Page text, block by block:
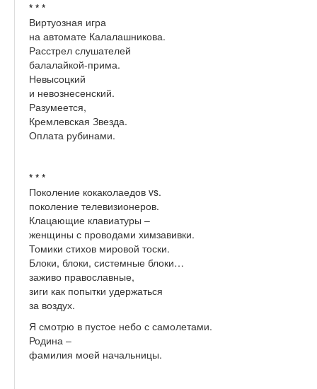
* * *
Виртуозная игра
на автомате Калалашникова.
Расстрел слушателей
балалайкой-прима.
Невысоцкий
и невознесенский.
Разумеется,
Кремлевская Звезда.
Оплата рубинами.
* * *
Поколение кокаколаедов vs.
поколение телевизионеров.
Клацающие клавиатуры –
женщины с проводами химзавивки.
Томики стихов мировой тоски.
Блоки, блоки, системные блоки…
заживо православные,
зиги как попытки удержаться
за воздух.
Я смотрю в пустое небо с самолетами.
Родина –
фамилия моей начальницы.